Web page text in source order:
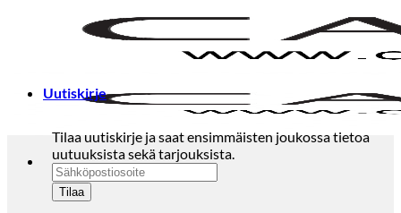
Uutiskirje
Tilaa uutiskirje ja saat ensimmäisten joukossa tietoa
uutuuksista sekä tarjouksista.